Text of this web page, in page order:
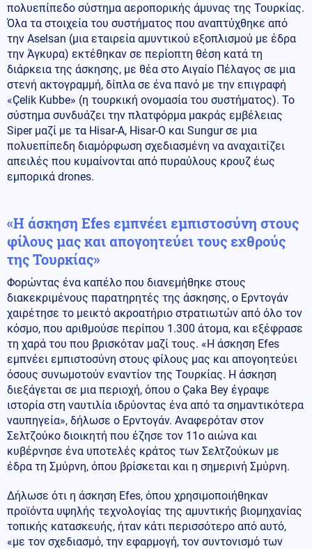
πολυεπίπεδο σύστημα αεροπορικής άμυνας της Τουρκίας.
Όλα τα στοιχεία του συστήματος που αναπτύχθηκε από
την Aselsan (μια εταιρεία αμυντικού εξοπλισμού με έδρα
την Άγκυρα) εκτέθηκαν σε περίοπτη θέση κατά τη
διάρκεια της άσκησης, με θέα στο Αιγαίο Πέλαγος σε μια
στενή ακτογραμμή, δίπλα σε ένα πανό με την επιγραφή
«Çelik Kubbe» (η τουρκική ονομασία του συστήματος). Το
σύστημα συνδυάζει την πλατφόρμα μακράς εμβέλειας
Siper μαζί με τα Hisar-A, Hisar-O και Sungur σε μια
πολυεπίπεδη διαμόρφωση σχεδιασμένη να αναχαιτίζει
απειλές που κυμαίνονται από πυραύλους κρουζ έως
εμπορικά drones.
«Η άσκηση Efes εμπνέει εμπιστοσύνη στους
φίλους μας και απογοητεύει τους εχθρούς
της Τουρκίας»
Φορώντας ένα καπέλο που διανεμήθηκε στους
διακεκριμένους παρατηρητές της άσκησης, ο Ερντογάν
χαιρέτησε το μεικτό ακροατήριο στρατιωτών από όλο τον
κόσμο, που αριθμούσε περίπου 1.300 άτομα, και εξέφρασε
τη χαρά του που βρισκόταν μαζί τους. «Η άσκηση Efes
εμπνέει εμπιστοσύνη στους φίλους μας και απογοητεύει
όσους συνωμοτούν εναντίον της Τουρκίας. Η άσκηση
διεξάγεται σε μια περιοχή, όπου ο Çaka Bey έγραψε
ιστορία στη ναυτιλία ιδρύοντας ένα από τα σημαντικότερα
ναυπηγεία», δήλωσε ο Ερντογάν. Αναφερόταν στον
Σελτζούκο διοικητή που έζησε τον 11ο αιώνα και
κυβέρνησε ένα υποτελές κράτος των Σελτζούκων με
έδρα τη Σμύρνη, όπου βρίσκεται και η σημερινή Σμύρνη.
Δήλωσε ότι η άσκηση Efes, όπου χρησιμοποιήθηκαν
προϊόντα υψηλής τεχνολογίας της αμυντικής βιομηχανίας
τοπικής κατασκευής, ήταν κάτι περισσότερο από αυτό,
«με τον σχεδιασμό, την εφαρμογή, τον συντονισμό των